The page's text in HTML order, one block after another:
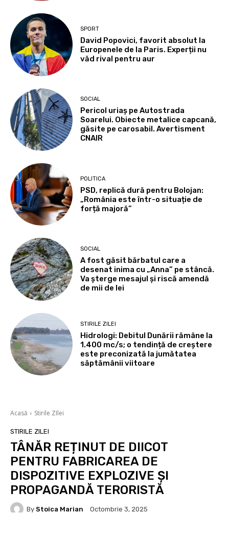
SPORT
David Popovici, favorit absolut la
Europenele de la Paris. Experții nu
văd rival pentru aur
SOCIAL
Pericol uriaș pe Autostrada
Soarelui. Obiecte metalice capcană,
găsite pe carosabil. Avertisment
CNAIR
POLITICA
PSD, replică dură pentru Bolojan:
„România este într-o situație de
forță majoră”
SOCIAL
A fost găsit bărbatul care a
desenat inima cu „Anna” pe stâncă.
Va șterge mesajul și riscă amendă
de mii de lei
STIRILE ZILEI
Hidrologi: Debitul Dunării rămâne la
1.400 mc/s; o tendință de creștere
este preconizată la jumătatea
săptămânii viitoare